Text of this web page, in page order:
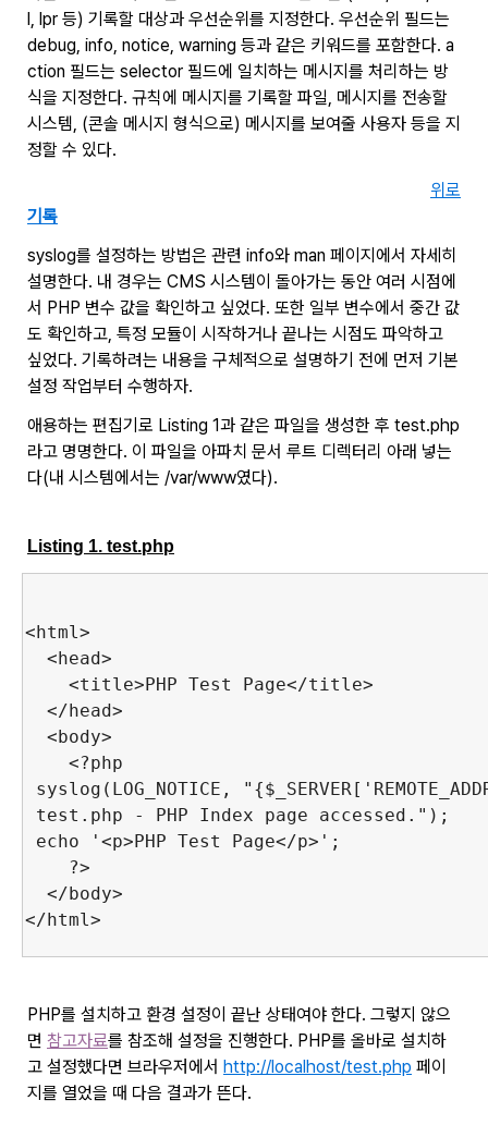
l, lpr 등) 기록할 대상과 우선순위를 지정한다. 우선순위 필드는
debug, info, notice, warning 등과 같은 키워드를 포함한다. a
ction 필드는 selector 필드에 일치하는 메시지를 처리하는 방
식을 지정한다. 규칙에 메시지를 기록할 파일, 메시지를 전송할
시스템, (콘솔 메시지 형식으로) 메시지를 보여줄 사용자 등을 지
정할 수 있다.
위로
기록
syslog를 설정하는 방법은 관련 info와 man 페이지에서 자세히
설명한다. 내 경우는 CMS 시스템이 돌아가는 동안 여러 시점에
서 PHP 변수 값을 확인하고 싶었다. 또한 일부 변수에서 중간 값
도 확인하고, 특정 모듈이 시작하거나 끝나는 시점도 파악하고
싶었다. 기록하려는 내용을 구체적으로 설명하기 전에 먼저 기본
설정 작업부터 수행하자.
애용하는 편집기로 Listing 1과 같은 파일을 생성한 후 test.php
라고 명명한다. 이 파일을 아파치 문서 루트 디렉터리 아래 넣는
다(내 시스템에서는 /var/www였다).
Listing 1. test.php
<html>
  <head>
    <title>PHP Test Page</title>
  </head>
  <body>
    <?php
syslog(LOG_NOTICE,
test.php - PHP Index page accessed.");
echo '<p>PHP Test Page</p>';
    ?>
  </body>
PHP를 설치하고 환경 설정이 끝난 상태여야 한다. 그렇지 않으
면 참고자료를 참조해 설정을 진행한다. PHP를 올바로 설치하
고 설정했다면 브라우저에서 http://localhost/test.php 페이
지를 열었을 때 다음 결과가 뜬다.